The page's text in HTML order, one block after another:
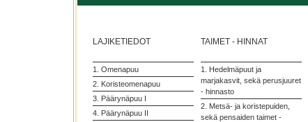
LAJIKETIEDOT
1. Omenapuu
2. Koristeomenapuu
3. Päärynäpuu I
4. Päärynäpuu II
TAIMET - HINNAT
1. Hedelmäpuut ja
marjakasvit, sekä perusjuuret
- hinnasto
2. Metsä- ja koristepuiden,
sekä pensaiden taimet -